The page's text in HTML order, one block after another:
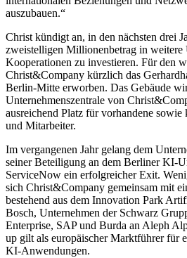
auszubauen.“
Christ kündigt an, in den nächsten drei
zweistelligen Millionenbetrag in weitere
Kooperationen zu investieren. Für den
Christ&Company kürzlich das
Berlin-Mitte erworben. Das Gebäude
Unternehmenszentrale von
ausreichend Platz für vorhandene
und Mitarbeiter.
Im vergangenen Jahr gelang dem
seiner Beteiligung an dem Berliner KI-
ServiceNow ein erfolgreicher Exit.
sich Christ&Company gemeinsam mit
bestehend aus dem Innovation Park
Bosch, Unternehmen der Schwarz
Enterprise, SAP und Burda an Aleph
up gilt als europäischer Marktführer für
KI-Anwendungen.